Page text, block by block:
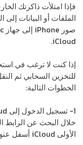
فإذا امتلأت ذاكرتك
الملفات أو البيانات
iCloud.
للتخزين السحابي ثم
الخطوات التالية:
خلال البحث عن الرابط
الأولى iCloud أسفل عنوان iCloud انقر فوق إدارة التخزين.